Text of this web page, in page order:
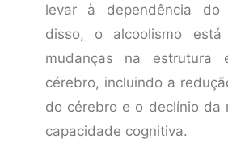
levar à dependência do
disso, o alcoolismo está
mudanças na estrutura
cérebro, incluindo a
do cérebro e o declínio da
capacidade cognitiva.